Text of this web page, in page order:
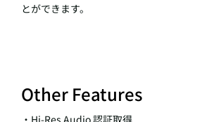
とができます。
Other Features